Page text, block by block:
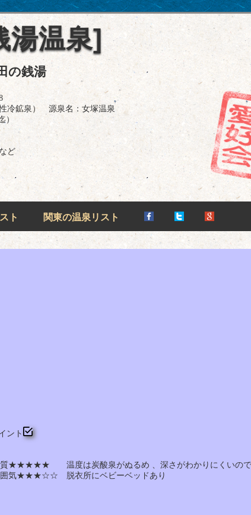
湯温泉]
の銭湯
冷鉱泉） 源泉名：女塚温泉
）
ど
ト 関東の温泉リスト
ント
温度は炭酸泉がぬるめ 、深さがわかりにくいので
★★★☆☆ 脱衣所にベビーベッドあり